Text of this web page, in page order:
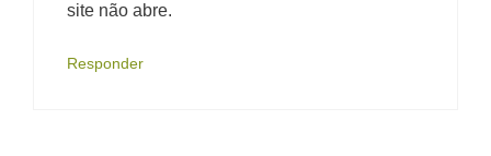
site não abre.
Responder